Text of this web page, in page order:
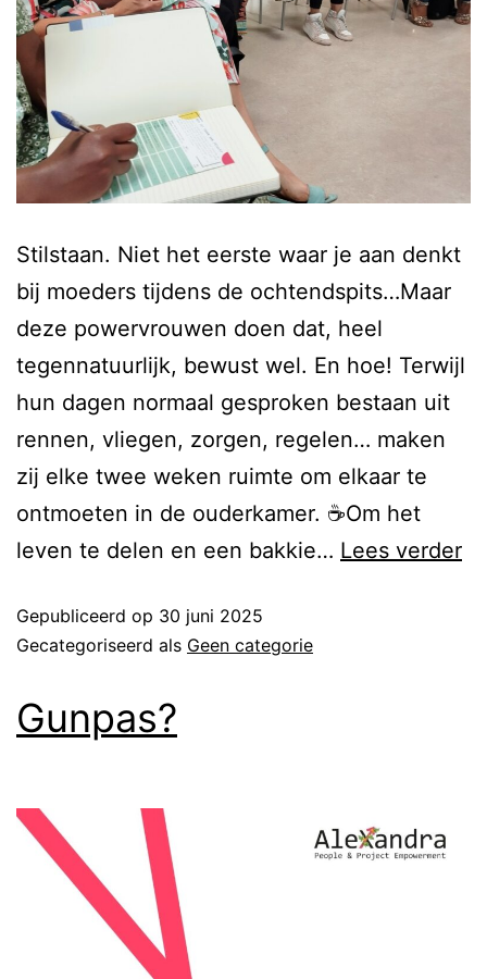
Stilstaan. Niet het eerste waar je aan denkt
bij moeders tijdens de ochtendspits…Maar
deze powervrouwen doen dat, heel
tegennatuurlijk, bewust wel. En hoe! Terwijl
hun dagen normaal gesproken bestaan uit
rennen, vliegen, zorgen, regelen… maken
zij elke twee weken ruimte om elkaar te
ontmoeten in de ouderkamer. ☕Om het
leven te delen en een bakkie… Lees verder
Gepubliceerd op 30 juni 2025
Gecategoriseerd als Geen categorie
Gunpas?